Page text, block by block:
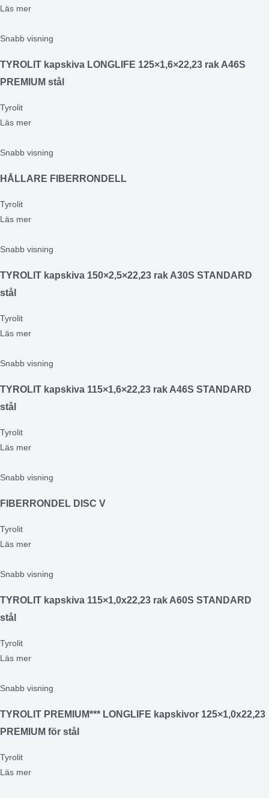
Läs mer
Snabb visning
TYROLIT kapskiva LONGLIFE 125×1,6×22,23 rak A46S
PREMIUM stål
Tyrolit
Läs mer
Snabb visning
HÅLLARE FIBERRONDELL
Tyrolit
Läs mer
Snabb visning
TYROLIT kapskiva 150×2,5×22,23 rak A30S STANDARD
stål
Tyrolit
Läs mer
Snabb visning
TYROLIT kapskiva 115×1,6×22,23 rak A46S STANDARD
stål
Tyrolit
Läs mer
Snabb visning
FIBERRONDEL DISC V
Tyrolit
Läs mer
Snabb visning
TYROLIT kapskiva 115×1,0x22,23 rak A60S STANDARD
stål
Tyrolit
Läs mer
Snabb visning
TYROLIT PREMIUM*** LONGLIFE kapskivor 125×1,0x22,23
PREMIUM för stål
Tyrolit
Läs mer